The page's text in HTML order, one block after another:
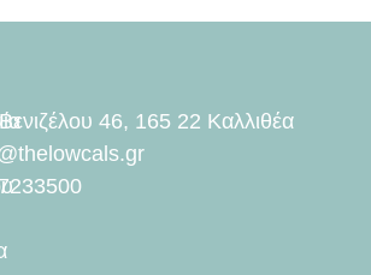
46, 165 22 Καλλιθέα